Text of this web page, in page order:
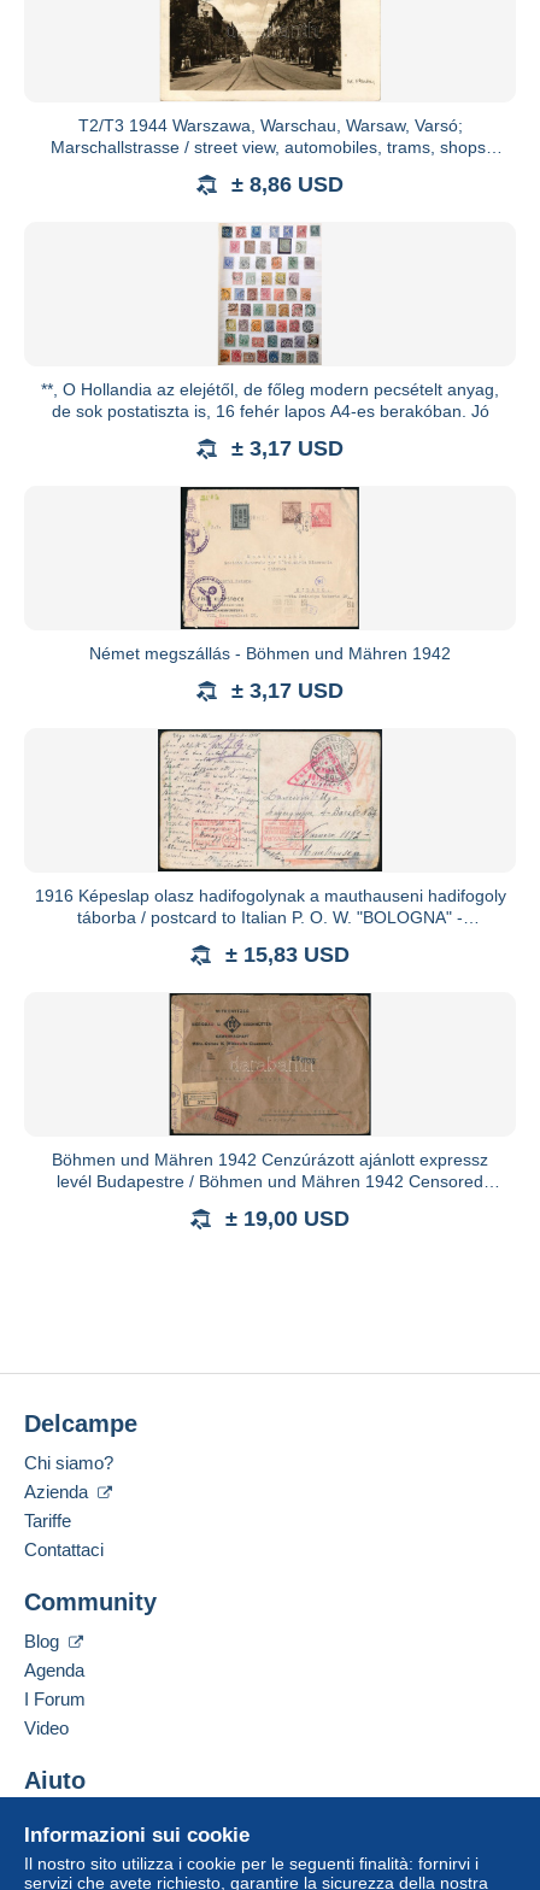
T2/T3 1944 Warszawa, Warschau, Warsaw, Varsó;
Marschallstrasse / street view, automobiles, trams, shops.
± 8,86 USD
**, O Hollandia az elejétől, de főleg modern pecsételt anyag,
de sok postatiszta is, 16 fehér lapos A4-es berakóban. Jó
± 3,17 USD
Német megszállás - Böhmen und Mähren 1942
± 3,17 USD
1916 Képeslap olasz hadifogolynak a mauthauseni hadifogoly
táborba / postcard to Italian P. O. W. "BOLOGNA" -
± 15,83 USD
Böhmen und Mähren 1942 Cenzúrázott ajánlott expressz
levél Budapestre / Böhmen und Mähren 1942 Censored
± 19,00 USD
Informazioni sui cookie
Il nostro sito utilizza i cookie per le seguenti finalità: fornirvi i
servizi che avete richiesto, garantire la sicurezza della nostra
Delcampe
Chi siamo?
Azienda
Tariffe
Contattaci
Community
Blog
Agenda
I Forum
Video
Aiuto
Acquistare su Delcampe
Vendere su Delcampe